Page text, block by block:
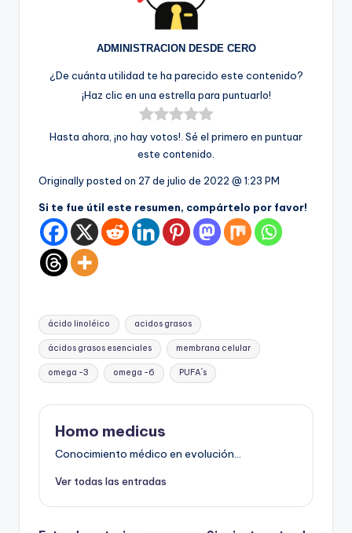
ADMINISTRACION DESDE CERO
¿De cuánta utilidad te ha parecido este contenido?
¡Haz clic en una estrella para puntuarlo!
Hasta ahora, ¡no hay votos!. Sé el primero en puntuar
este contenido.
Originally posted on 27 de julio de 2022 @ 1:23 PM
Si te fue útil este resumen, compártelo por favor!
Etiquetas:
ácido linoléico acidos grasos
ácidos grasos esenciales membrana celular
omega -3 omega -6 PUFA´s
Homo medicus
Conocimiento médico en evolución...
Ver todas las entradas